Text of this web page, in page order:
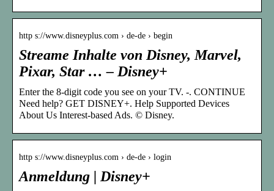
http s://www.disneyplus.com › de-de › begin
Streame Inhalte von Disney, Marvel,
Pixar, Star … – Disney+
Enter the 8-digit code you see on your TV. -. CONTINUE
Need help? GET DISNEY+. Help Supported Devices
About Us Interest-based Ads. © Disney.
http s://www.disneyplus.com › de-de › login
Anmeldung | Disney+